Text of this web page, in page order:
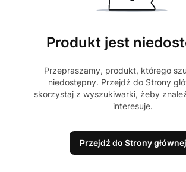
Produkt jest
Przepraszamy, produkt, którego
niedostępny. Przejdź do Strony
skorzystaj z wyszukiwarki, żeby
interesuje.
Przejdź do Strony głównej